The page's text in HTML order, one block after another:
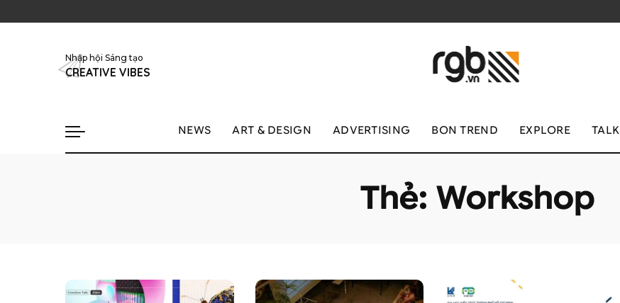
Nhập hội Sáng tạo
CREATIVE VIBES
NEWS ART & DESIGN ADVERTISING BON TREND EXPLORE TALK
Thẻ: Workshop